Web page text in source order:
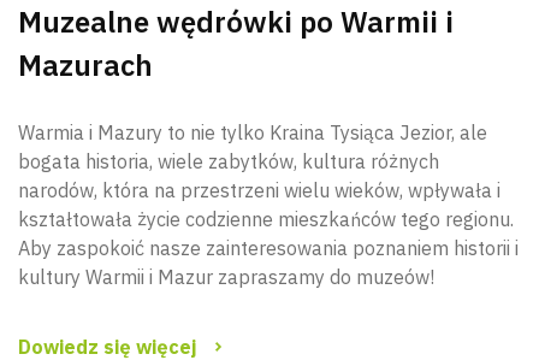
Muzealne wędrówki po Warmii i
Mazurach
Warmia i Mazury to nie tylko Kraina Tysiąca Jezior, ale
bogata historia, wiele zabytków, kultura różnych
narodów, która na przestrzeni wielu wieków, wpływała i
kształtowała życie codzienne mieszkańców tego regionu.
Aby zaspokoić nasze zainteresowania poznaniem historii i
kultury Warmii i Mazur zapraszamy do muzeów!
Dowiedz się więcej